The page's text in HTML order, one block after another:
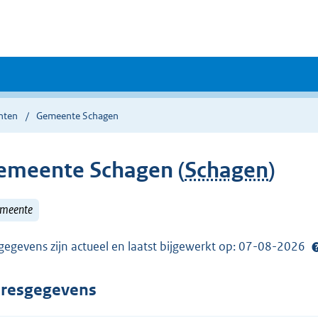
Gemeente Schagen
Schagen (Schagen)
zijn actueel en laatst bijgewerkt op: 07-08-2026